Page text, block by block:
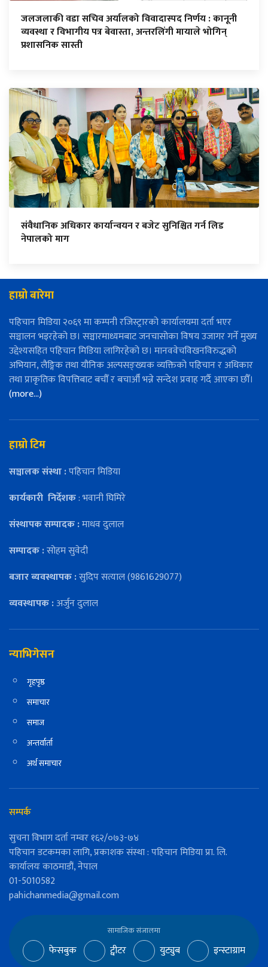
जलजलाकी वडा सचिव अर्यालको विवादास्पद निर्णय : कानूनी
व्यवस्था र विभागीय पत्र बेवास्ता, अन्तरलिंगी मायाले भोगिन्
प्रशासनिक सास्ती
संवैधानिक अधिकार कार्यान्वयन र बजेट सुनिश्चित गर्न लिड
नेपालको माग
हाम्रो बारेमा
पहिचान मिडिया २०६९ मा कम्पनी रजिस्ट्रारको कार्यालयमा दर्ता भएर
सञ्चालन भइरहेको छ। सञ्चारमाध्यमबाट जनचासोका विषय उजागर गर्ने मुख्य
उद्देश्यसहित पहिचान मिडिया लागिरहेको छ। मानववेचविखनविरुद्धको
अभियान, लैङ्गिक तथा यौनिक अल्पसङ्ख्यक व्यक्तिको पहिचान र अधिकार
तथा प्राकृतिक विपत्तिबाट बचौँ र बचाऔँ भन्ने सन्देश प्रवाह गर्दै आएका छौँ।
(more…)
हाम्रो टिम
सञ्चालक संस्था :पहिचान मिडिया
कार्यकारी निर्देशक: भवानी घिमिरे
संस्थापक सम्पादक :माधव दुलाल
सम्पादक :सोहम सुवेदी
बजार ब्यवस्थापक :सुदिप सत्याल (9861629077)
व्यवस्थापक :अर्जुन दुलाल
न्याभिगेसन
गृहपृष्ठ
समाचार
समाज
अन्तर्वार्ता
अर्थ समाचार
सम्पर्क
सुचना विभाग दर्ता नम्वर १६२/०७३-७४
पहिचान डटकमका लागि, प्रकाशक संस्था : पहिचान मिडिया प्रा. लि.
कार्यालयः काठमाडौं, नेपाल
01-5010582
pahichanmedia@gmail.com
सामाजिक संजालमा
फेसबुक ट्वीटर युट्युब इन्स्टाग्राम